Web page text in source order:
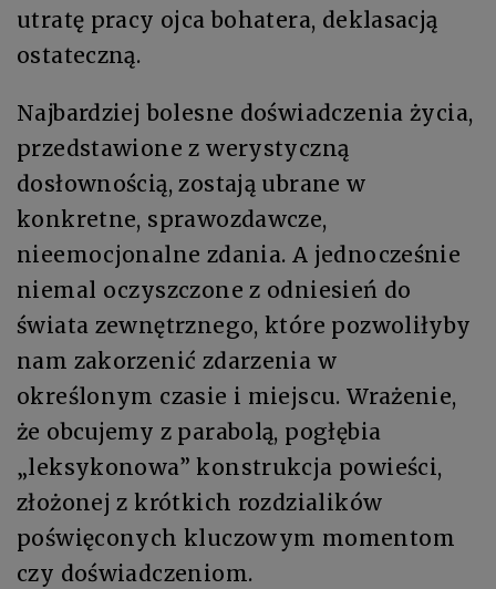
utratę pracy ojca bohatera, deklasacją
ostateczną.
Najbardziej bolesne doświadczenia życia,
przedstawione z werystyczną
dosłownością, zostają ubrane w
konkretne, sprawozdawcze,
nieemocjonalne zdania. A jednocześnie
niemal oczyszczone z odniesień do
świata zewnętrznego, które pozwoliłyby
nam zakorzenić zdarzenia w
określonym czasie i miejscu. Wrażenie,
że obcujemy z parabolą, pogłębia
„leksykonowa” konstrukcja powieści,
złożonej z krótkich rozdzialików
poświęconych kluczowym momentom
czy doświadczeniom.